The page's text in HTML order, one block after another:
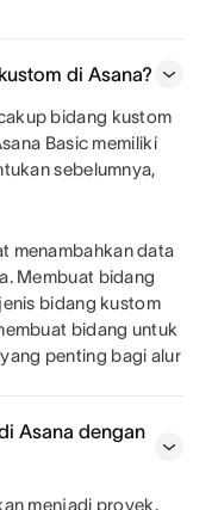
di Asana?
bidang kustom
Basic memiliki
sebelumnya,
menambahkan data
Membuat bidang
bidang kustom
bidang untuk
penting bagi alur
Asana dengan
menjadi proyek.